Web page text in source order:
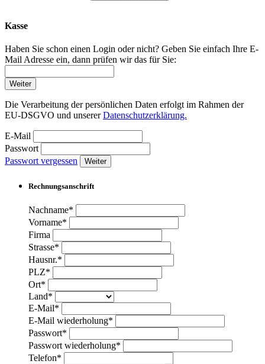
Kasse
Haben Sie schon einen Login oder nicht? Geben Sie einfach Ihre E-
Mail Adresse ein, dann prüfen wir das für Sie:
Weiter
Die Verarbeitung der persönlichen Daten erfolgt im Rahmen der
EU-DSGVO und unsererDatenschutzerklärung.
E-Mail
Passwort
Passwort vergessen
Weiter
Rechnungsanschrift
Nachname*
Vorname*
Firma
Strasse*
Hausnr.*
PLZ*
Ort*
Land*
E-Mail*
E-Mail wiederholung*
Passwort*
Passwort wiederholung*
Telefon*